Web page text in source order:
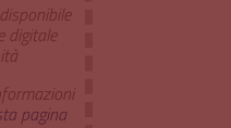
digitale
pagina